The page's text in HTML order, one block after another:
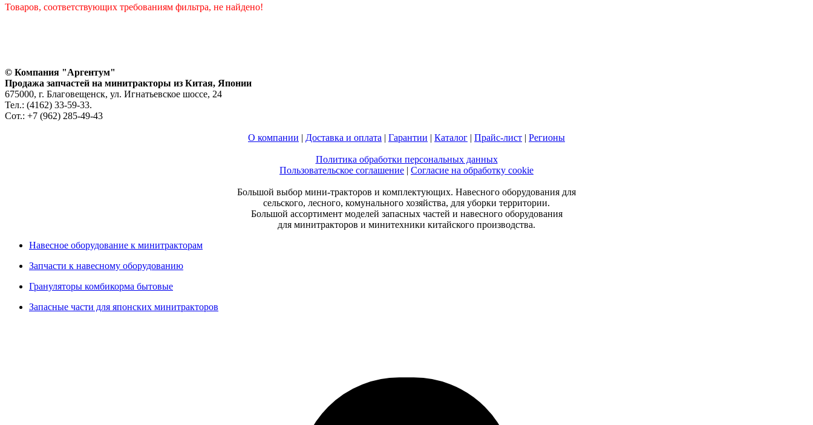
Товаров, соответствующих требованиям фильтра, не найдено!
© Компания "Аргентум"
Продажа запчастей на минитракторы из Китая, Японии
675000, г. Благовещенск, ул. Игнатьевское шоссе, 24
Тел.: (4162) 33-59-33.
Сот.: +7 (962) 285-49-43
О компании | Доставка и оплата | Гарантии | Каталог | Прайс-лист | Регионы
Политика обработки персональных данных
Пользовательское соглашение | Согласие на обработку cookie
Большой выбор мини-тракторов и комплектующих. Навесного оборудования для
сельского, лесного, комунального хозяйства, для уборки территории.
Большой ассортимент моделей запасных частей и навесного оборудования
для минитракторов и минитехники китайского производства.
Навесное оборудование к минитракторам
Запчасти к навесному оборудованию
Грануляторы комбикорма бытовые
Запасные части для японских минитракторов